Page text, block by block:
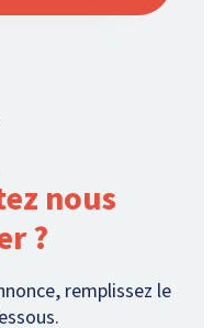
nous
?
remplissez le